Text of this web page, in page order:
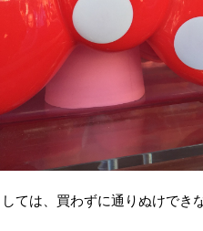
ては、買わずに通りぬけできな